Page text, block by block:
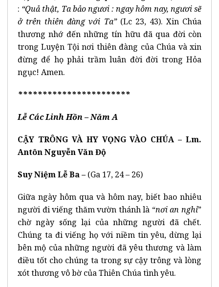
: “Quả thật, Ta bảo ngươi : ngay hôm nay, ngươi sẽ
ở trên thiên đàng với Ta”(Lc 23, 43). Xin Chúa
thương nhớ đến những tín hữu đã qua đời còn
trong Luyện Tội nơi thiên đàng của Chúa và xin
đừng để họ phải trầm luân đời đời trong Hỏa
ngục! Amen.
***********************
Lễ Các Linh Hồn– Năm A
CẬY TRÔNG VÀ HY VỌNG VÀO CHÚA – Lm.
Antôn Nguyễn Văn Độ
Suy Niệm Lễ Ba – (Ga 17, 24 – 26)
Giữa ngày hôm qua và hôm nay, biết bao nhiêu
người đi viếng thăm vườn thánh là “nơi an nghỉ”
chờ ngày sống lại của những người đã chết.
Chúng ta đi viếng họ với niềm tin yêu, dừng lại
bên mộ của những người đã yêu thương và làm
điều tốt cho chúng ta trong sự cậy trông và lòng
xót thương vô bờ của Thiên Chúa tình yêu.